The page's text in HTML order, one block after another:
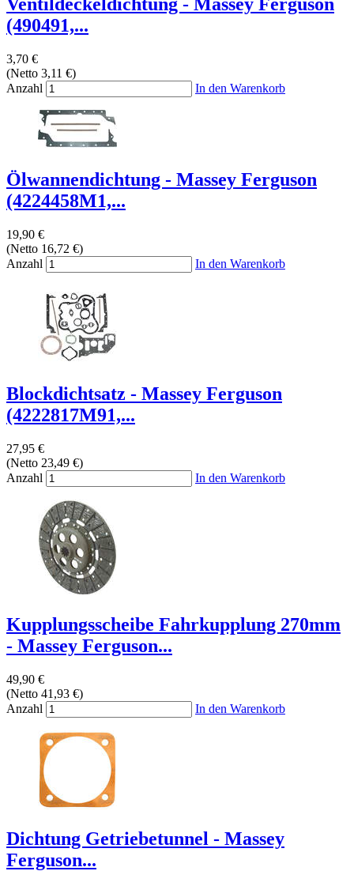
(490491,...
3,70 €
(Netto 3,11 €)
Anzahl
In den Warenkorb
Ölwannendichtung - Massey Ferguson
(4224458M1,...
19,90 €
(Netto 16,72 €)
Anzahl
In den Warenkorb
Blockdichtsatz - Massey Ferguson
(4222817M91,...
27,95 €
(Netto 23,49 €)
Anzahl
In den Warenkorb
Kupplungsscheibe Fahrkupplung 270mm
- Massey Ferguson...
49,90 €
(Netto 41,93 €)
Anzahl
In den Warenkorb
Dichtung Getriebetunnel - Massey
Ferguson...